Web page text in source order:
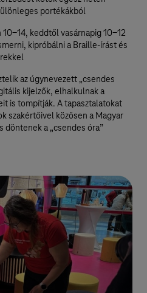
portékákból
14, keddtől vasárnapig 10-12
kipróbálni a Braille-írást és
az úgynevezett „csendes
kijelzők, elhalkulnak a
is tompítják. A tapasztalatokat
szakértőivel közösen a Magyar
döntenek a „csendes óra”